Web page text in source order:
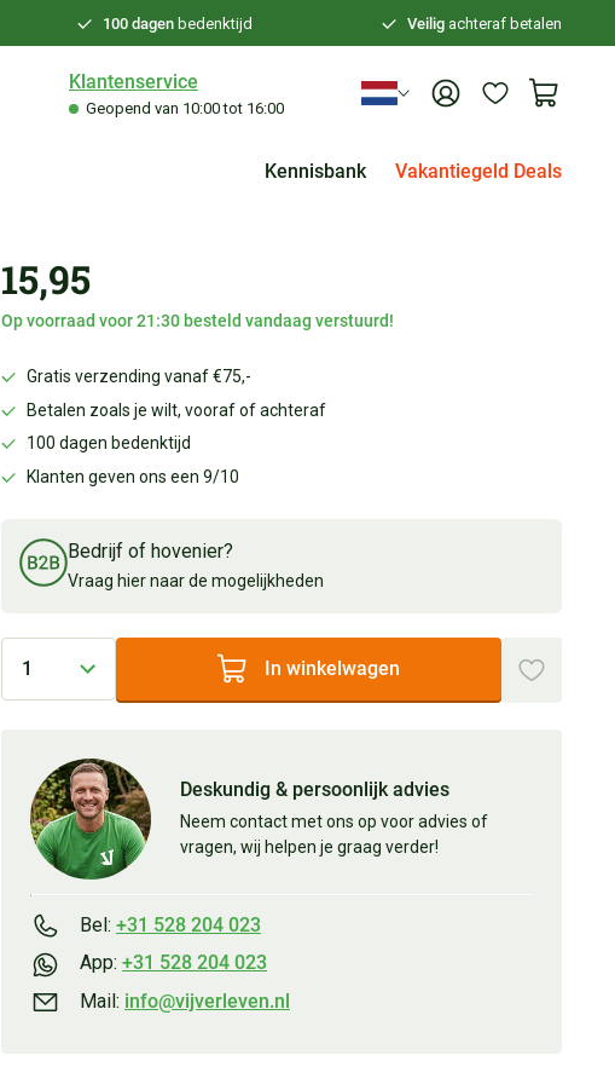
100 dagenbedenktijd Veiligachteraf betalen
Klantenservice
Geopend van 10:00 tot 16:00
Kennisbank Vakantiegeld Deals
15,95
Op voorraad voor 21:30 besteld vandaag verstuurd!
Gratis verzending vanaf €75,-
Betalen zoals je wilt, vooraf of achteraf
100 dagen bedenktijd
Klanten geven ons een 9/10
Bedrijf of hovenier?
Vraag hier naar de mogelijkheden
In winkelwagen
Deskundig & persoonlijk advies
Neem contact met ons op voor advies of
vragen, wij helpen je graag verder!
Bel: +31 528 204 023
App: +31 528 204 023
Mail: info@vijverleven.nl